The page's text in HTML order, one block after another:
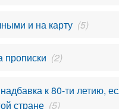
и на карту (5)
прописки (2)
к 80-ти летию,
стране (5)